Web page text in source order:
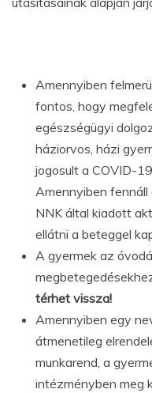
Amennyiben
fontos, hogy
egészségügyi
háziorvos, házi
jogosult a COVID-
Amennyiben fennáll
NNK által kiadott
ellátni a beteggel
A gyermek az
térhet vissza!
Amennyiben egy
átmenetileg
munkarend, a
intézményben meg